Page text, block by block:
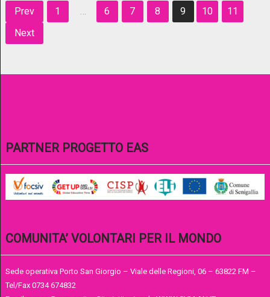
Navigazione
articoli
Prev 1 … 6 7 8 9 10
11
Next
PARTNER PROGETTO EAS
COMUNITA’ VOLONTARI PER IL MONDO
Sede operativa Porto San Giorgio – Viale delle Regioni, 06 – 63822 FM –
Tel/Fax 0734 674832